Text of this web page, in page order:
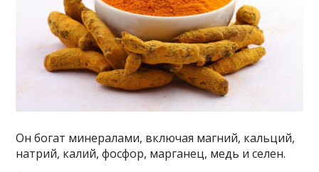
Он богат минералами, включая магний, кальций,
натрий, калий, фосфор, марганец, медь и селен.